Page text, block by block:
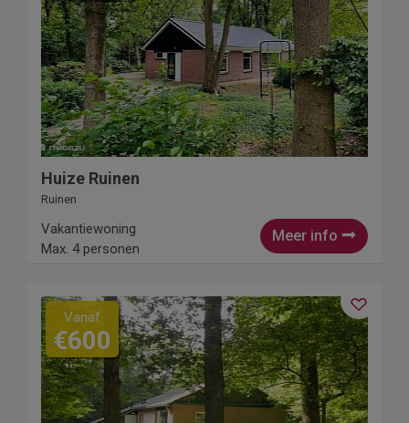
Huize Ruinen
Ruinen
Meer info
Vakantiewoning
Max. 4 personen
Vanaf
€600